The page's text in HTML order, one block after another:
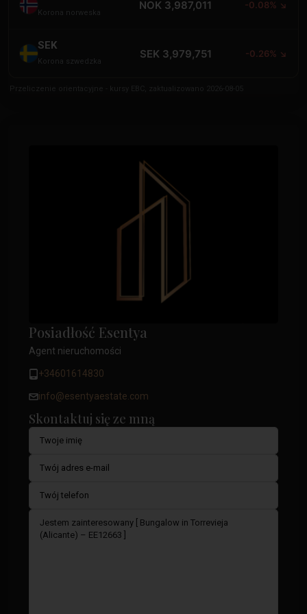
Korona norweska
NOK 3,987,011 -0.08% ↘
SEK
Korona szwedzka
SEK 3,979,751 -0.26% ↘
Posiadłość Esentya
Agent nieruchomości
+34601614830
info@esentyaestate.com
Skontaktuj się ze mną